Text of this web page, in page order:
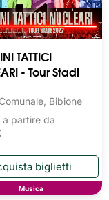
TATTICI
- Tour Stadi
Bibione
a partire da
Musica